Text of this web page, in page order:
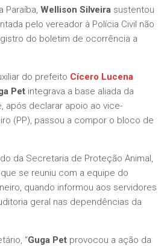
Paraíba, Wellison Silveira sustentou
pelo vereador à Polícia Civil não
do boletim de ocorrência a
do prefeito Cícero Lucena
Pet integrava a base aliada da
após declarar apoio ao vice-
(PP), passou a compor o bloco de
da Secretaria de Proteção Animal,
se reuniu com a equipe do
quando informou aos servidores
geral nas dependências da
“Guga Pet provocou a ação da